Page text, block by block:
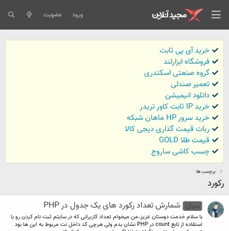
ورود عضویت
خرید آی پی ثابت
فروشگاه ابزارلند
گروه صنعتی اسکندری
تعمیر صندلی
داتلود انیمیشن
خرید IP ثابت کاور تریدر
خرید سرور HP ماهان شبکه
ربات قیمت گذاری دیجی کالا
قیمت طلا GOLD
چسب کاشی ساروج
برچسب ها
رکورد
سوال شمارش تعداد رکورد های یک جدول در PHP
با سلام خدمت دوستان عزیز،من میخوام تعداد کاربرانی که در سایتم ثبت نام کردن رو با
استفاده از تابع count در PHP نشان بدم ولی هرچی کد داخل نت مربوط به این ها بود